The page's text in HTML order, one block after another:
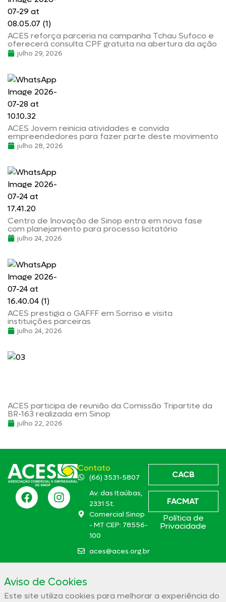
ACES reforça parceria na campanha Tchau Sufoco e
oferecerá consulta CPF gratuita na abertura da ação
julho 29, 2026
ACES Jovem reinicia atividades e convida
empreendedores para fazer parte deste movimento
julho 28, 2026
Centro de Inovação de Sinop entra em nova fase
com planejamento para processo licitatório
julho 24, 2026
ACES prestigia o GAFFF em Sorriso e visita
instituições parceiras
julho 24, 2026
ACES participa de reunião da Comissão Tripartite da
BR-163 realizada em Sinop
julho 22, 2026
Contato
(66) 3531-5807
Av. das Itaúbas,
2331 St.
Comercial Sinop
- MT CEP: 78556-
100
aces@aces.org.br
CACB
FACMAT
Política de
Privacidade
Associação Comercial e Empresarial de Sinop – ACES
Aviso de Cookies
Este site utiliza cookies para melhorar a experiência do